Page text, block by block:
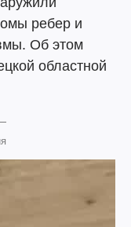
ребер и
Об этом
областной